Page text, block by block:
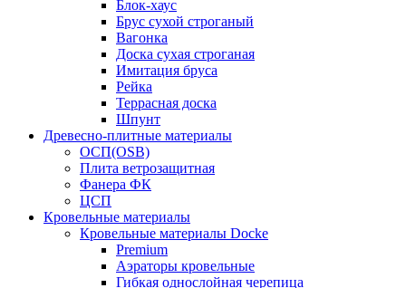
Блок-хаус
Брус сухой строганый
Вагонка
Доска сухая строганая
Имитация бруса
Рейка
Террасная доска
Шпунт
Древесно-плитные материалы
ОСП(OSB)
Плита ветрозащитная
Фанера ФК
ЦСП
Кровельные материалы
Кровельные материалы Docke
Premium
Аэраторы кровельные
Гибкая однослойная черепица